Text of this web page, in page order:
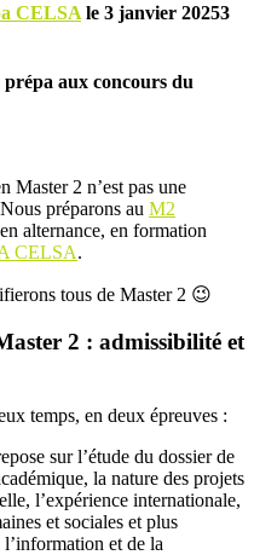
CELSA le 3 janvier 20253
aux concours du
Master 2 n’est pas une
préparons au M2
alternance, en formation
CELSA.
tous de Master 2 😉
2 : admissibilité et
temps, en deux épreuves :
sur l’étude du dossier de
la nature des projets
l’expérience internationale,
et sociales et plus
et de la